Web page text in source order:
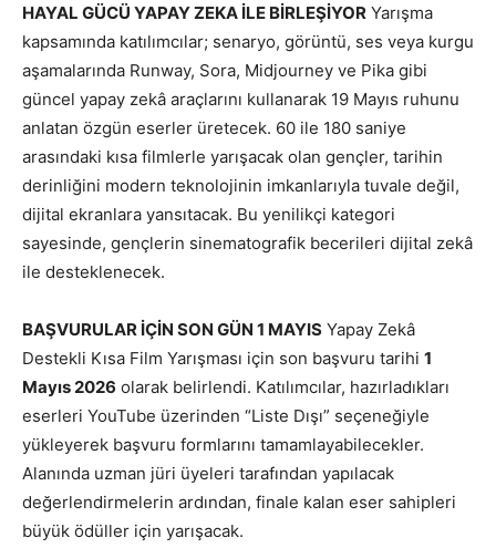
HAYAL GÜCÜ YAPAY ZEKA İLE BİRLEŞİYOR Yarışma
kapsamında katılımcılar; senaryo, görüntü, ses veya kurgu
aşamalarında Runway, Sora, Midjourney ve Pika gibi
güncel yapay zekâ araçlarını kullanarak 19 Mayıs ruhunu
anlatan özgün eserler üretecek. 60 ile 180 saniye
arasındaki kısa filmlerle yarışacak olan gençler, tarihin
derinliğini modern teknolojinin imkanlarıyla tuvale değil,
dijital ekranlara yansıtacak. Bu yenilikçi kategori
sayesinde, gençlerin sinematografik becerileri dijital zekâ
ile desteklenecek.
BAŞVURULAR İÇİN SON GÜN 1 MAYIS Yapay Zekâ
Destekli Kısa Film Yarışması için son başvuru tarihi 1
Mayıs 2026 olarak belirlendi. Katılımcılar, hazırladıkları
eserleri YouTube üzerinden “Liste Dışı” seçeneğiyle
yükleyerek başvuru formlarını tamamlayabilecekler.
Alanında uzman jüri üyeleri tarafından yapılacak
değerlendirmelerin ardından, finale kalan eser sahipleri
büyük ödüller için yarışacak.